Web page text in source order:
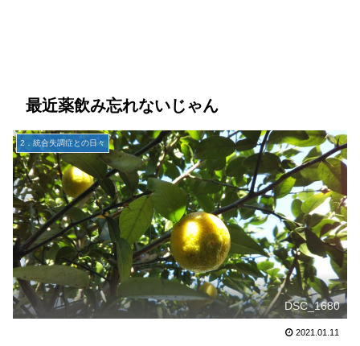
最近薬飲み忘れないじゃん
2．統合失調症との日々
DSC_1680
2021.01.11